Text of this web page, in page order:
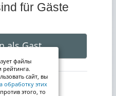
für Gäste
als Gast
Hinweis
файлы
рейтинга.
сайт, вы
обработку этих
этого, то